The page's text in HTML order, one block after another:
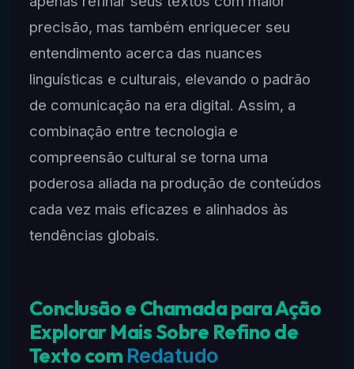
precisão, mas também enriquecer seu
entendimento acerca das nuances
linguísticas e culturais, elevando o padrão
de comunicação na era digital. Assim, a
combinação entre tecnologia e
compreensão cultural se torna uma
poderosa aliada na produção de conteúdos
cada vez mais eficazes e alinhados às
tendências globais.
Conclusão e Chamada para Ação
Explorar Mais Sobre Refino de
Texto com Redatudo